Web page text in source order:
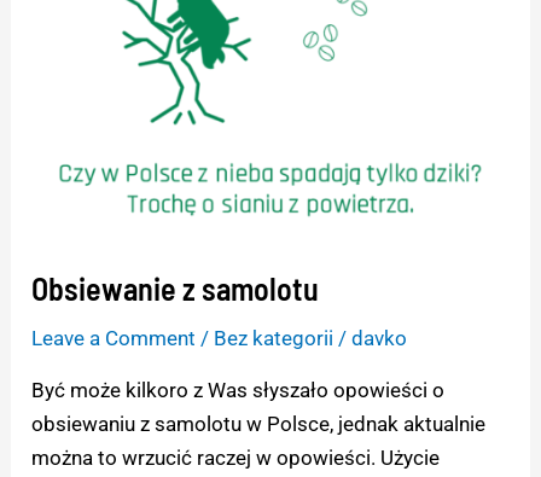
Obsiewanie z samolotu
Leave a Comment / Bez kategorii /davko
Być może kilkoro z Was słyszało opowieści o
obsiewaniu z samolotu w Polsce, jednak aktualnie
można to wrzucić raczej w opowieści. Użycie